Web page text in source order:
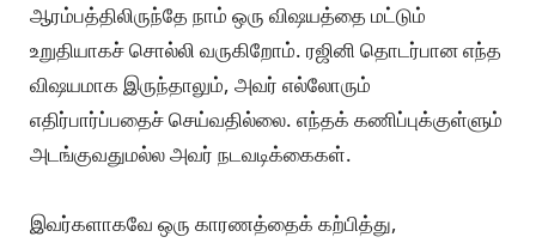
ஆரம்பத்திலிருந்தே நாம் ஒரு விஷயத்தை மட்டும்
உறுதியாகச் சொல்லி வருகிறோம். ரஜினி தொடர்பான எந்த
விஷயமாக இருந்தாலும், அவர் எல்லோரும்
எதிர்பார்ப்பதைச் செய்வதில்லை. எந்தக் கணிப்புக்குள்ளும்
அடங்குவதுமல்ல அவர் நடவடிக்கைகள்.
இவர்களாகவே ஒரு காரணத்தைக் கற்பித்து,